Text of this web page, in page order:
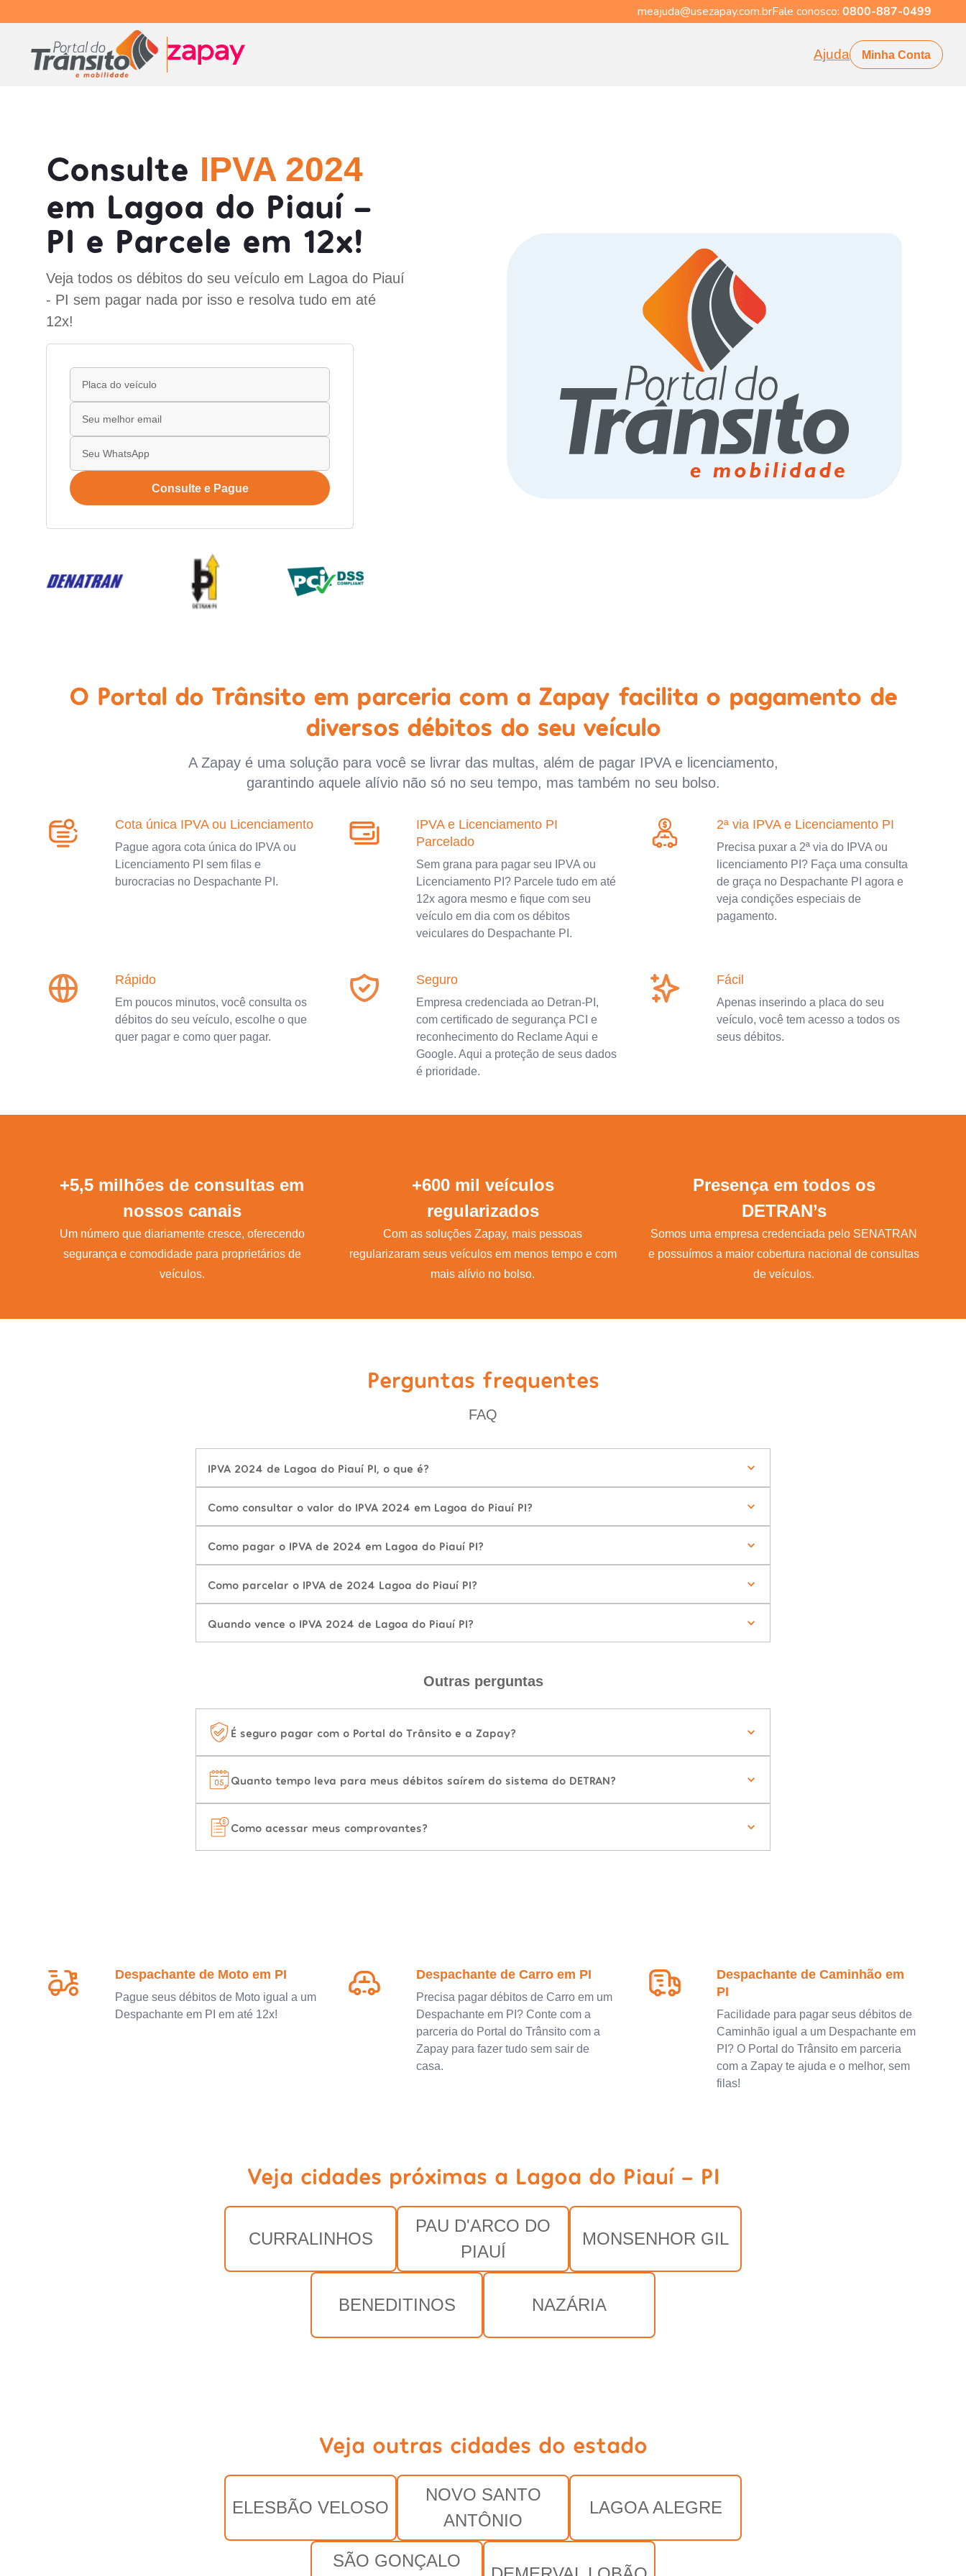
meajuda@usezapay.com.brFale conosco: 0800-887-0499
Ajuda Minha Conta
Consulte IPVA 2024
em Lagoa do Piauí -
PI e Parcele em 12x!
Veja todos os débitos do seu veículo em Lagoa do Piauí
- PI sem pagar nada por isso e resolva tudo em até
12x!
Consulte e Pague
O Portal do Trânsito em parceria com a Zapay facilita o pagamento de
diversos débitos do seu veículo
A Zapay é uma solução para você se livrar das multas, além de pagar IPVA e licenciamento,
garantindo aquele alívio não só no seu tempo, mas também no seu bolso.
Cota única IPVA ou Licenciamento
Pague agora cota única do IPVA ou
Licenciamento PI sem filas e
burocracias no Despachante PI.
IPVA e Licenciamento PI
Parcelado
Sem grana para pagar seu IPVA ou
Licenciamento PI? Parcele tudo em até
12x agora mesmo e fique com seu
veículo em dia com os débitos
veiculares do Despachante PI.
2ª via IPVA e Licenciamento PI
Precisa puxar a 2ª via do IPVA ou
licenciamento PI? Faça uma consulta
de graça no Despachante PI agora e
veja condições especiais de
pagamento.
Rápido
Em poucos minutos, você consulta os
débitos do seu veículo, escolhe o que
quer pagar e como quer pagar.
Seguro
Empresa credenciada ao Detran-PI,
com certificado de segurança PCI e
reconhecimento do Reclame Aqui e
Google. Aqui a proteção de seus dados
é prioridade.
Fácil
Apenas inserindo a placa do seu
veículo, você tem acesso a todos os
seus débitos.
+5,5 milhões de consultas em
nossos canais
Um número que diariamente cresce, oferecendo
segurança e comodidade para proprietários de
veículos.
+600 mil veículos
regularizados
Com as soluções Zapay, mais pessoas
regularizaram seus veículos em menos tempo e com
mais alívio no bolso.
Presença em todos os
DETRAN’s
Somos uma empresa credenciada pelo SENATRAN
e possuímos a maior cobertura nacional de consultas
de veículos.
Perguntas frequentes
FAQ
IPVA 2024 de Lagoa do Piauí PI, o que é?
Como consultar o valor do IPVA 2024 em Lagoa do Piauí PI?
Como pagar o IPVA de 2024 em Lagoa do Piauí PI?
Como parcelar o IPVA de 2024 Lagoa do Piauí PI?
Quando vence o IPVA 2024 de Lagoa do Piauí PI?
Outras perguntas
É seguro pagar com o Portal do Trânsito e a Zapay?
Quanto tempo leva para meus débitos saírem do sistema do DETRAN?
Como acessar meus comprovantes?
Despachante de Moto em PI
Pague seus débitos de Moto igual a um
Despachante em PI em até 12x!
Despachante de Carro em PI
Precisa pagar débitos de Carro em um
Despachante em PI? Conte com a
parceria do Portal do Trânsito com a
Zapay para fazer tudo sem sair de
casa.
Despachante de Caminhão em
PI
Facilidade para pagar seus débitos de
Caminhão igual a um Despachante em
PI? O Portal do Trânsito em parceria
com a Zapay te ajuda e o melhor, sem
filas!
Veja cidades próximas a Lagoa do Piauí - PI
CURRALINHOS
PAU D'ARCO DO
PIAUÍ
MONSENHOR GIL
BENEDITINOS NAZÁRIA
Veja outras cidades do estado
ELESBÃO VELOSO
NOVO SANTO
ANTÔNIO
LAGOA ALEGRE
SÃO GONÇALO